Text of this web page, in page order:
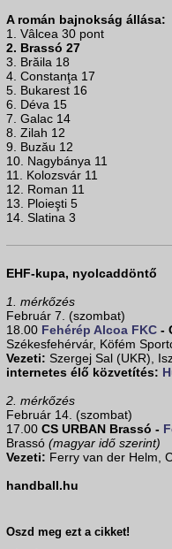
A román bajnokság állása:
1. Vâlcea 30 pont
2. Brassó 27
3. Brăila 18
4. Constanţa 17
5. Bukarest 16
6. Déva 15
7. Galac 14
8. Zilah 12
9. Buzău 12
10. Nagybánya 11
11. Kolozsvár 11
12. Roman 11
13. Ploieşti 5
14. Slatina 3
EHF-kupa, nyolcaddöntő
1. mérkőzés
Február 7. (szombat)
18.00 Fehérép Alcoa FKC -
Székesfehérvár, Köfém
Vezeti: Szergej Sal (UKR),
internetes élő közvetítés:
2. mérkőzés
Február 14. (szombat)
17.00 CS URBAN Brassó -
Brassó (magyar idő szerint)
Vezeti: Ferry van der Helm,
handball.hu
Oszd meg ezt a cikket!